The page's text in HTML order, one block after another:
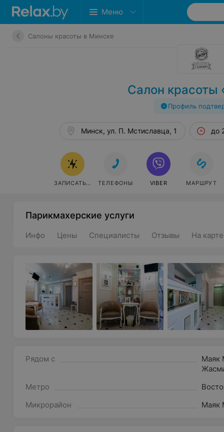
Меню
Салоны красоты в Минске
Салон красоты
Профиль
Минск, ул. П. Мстиславца, 1 до
ЗАПИСАТЬСЯ ТЕЛЕФОНЫ VIBER МАРШРУТ
Парикмахерские услуги
Инфо Цены Специалисты Отзывы На карте
Рядом с Маяк
Метро
Микрорайон
Маяк